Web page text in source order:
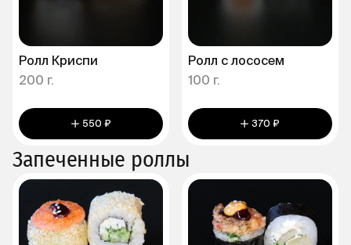
Ролл Криспи
200 г.
550 ₽
Ролл с лососем
100 г.
370 ₽
Запеченные роллы